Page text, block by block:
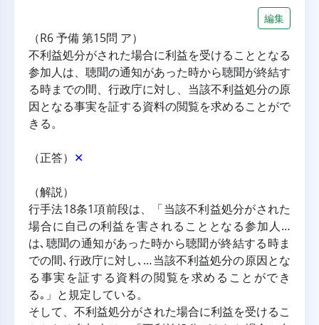
編集
（R6 予備 第15問 ア）
不利益処分がされた場合に利益を受けることとなる
参加人は、聴聞の通知があった時から聴聞が終結す
る時までの間、行政庁に対し、当該不利益処分の原
因となる事実を証する資料の閲覧を求めることがで
きる。
（正答） ✕
（解説）
行手法18条1項前段は、「当該不利益処分がされた
場合に自己の利益を害されることとなる参加人…
は､聴聞の通知があった時から聴聞が終結する時ま
での間､行政庁に対し､…当該不利益処分の原因とな
る事実を証する資料の閲覧を求めることができ
る｡」と規定している。
そして、不利益処分がされた場合に利益を受けるこ